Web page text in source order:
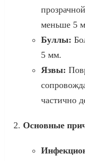
меньше 5
Буллы:
5 мм.
Язвы:
частично
Основные